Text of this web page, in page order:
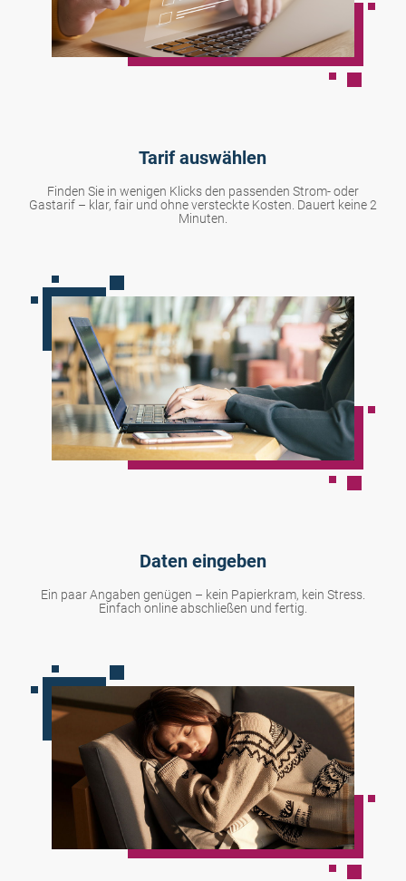
Tarif auswählen
Finden Sie in wenigen Klicks den passenden Strom- oder
Gastarif – klar, fair und ohne versteckte Kosten. Dauert keine 2
Minuten.
Daten eingeben
Ein paar Angaben genügen – kein Papierkram, kein Stress.
Einfach online abschließen und fertig.